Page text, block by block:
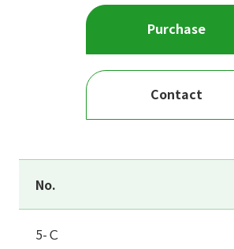
Purchase
Contact
No.
5-Ｃ